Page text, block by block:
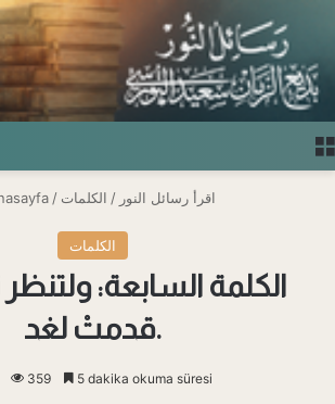
/ اقرأ رسائل النور / الكلمات
الكلمات
الكلمة السابعة:
قدمتْ لغد.
359 5 dakika okuma süresi